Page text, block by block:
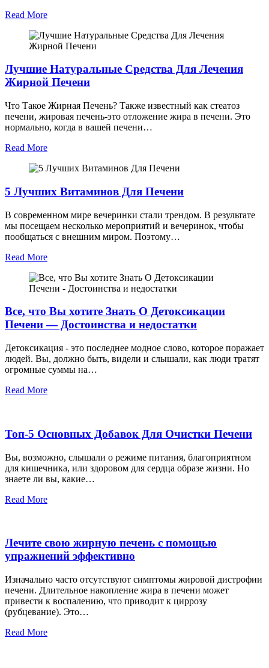
Read More
Лучшие Натуральные Средства Для Лечения
Жирной Печени
Что Такое Жирная Печень? Также известный как стеатоз
печени, жировая печень-это отложение жира в печени. Это
нормально, когда в вашей печени…
Read More
5 Лучших Витаминов Для Печени
В современном мире вечеринки стали трендом. В результате
мы посещаем несколько мероприятий и вечеринок, чтобы
пообщаться с внешним миром. Поэтому…
Read More
Все, что Вы хотите Знать О Детоксикации
Печени — Достоинства и недостатки
Детоксикация - это последнее модное слово, которое поражает
людей. Вы, должно быть, видели и слышали, как люди тратят
огромные суммы на…
Read More
Топ-5 Основных Добавок Для Очистки Печени
Вы, возможно, слышали о режиме питания, благоприятном
для кишечника, или здоровом для сердца образе жизни. Но
знаете ли вы, какие…
Read More
Лечите свою жирную печень с помощью
упражнений эффективно
Изначально часто отсутствуют симптомы жировой дистрофии
печени. Длительное накопление жира в печени может
привести к воспалению, что приводит к циррозу
(рубцевание). Это…
Read More